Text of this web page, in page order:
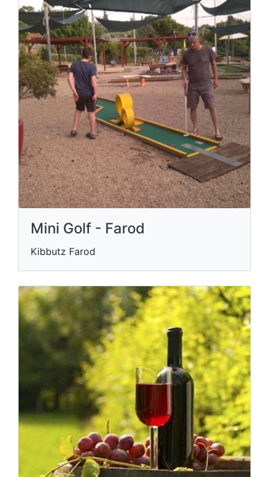
Mini Golf - Farod
Kibbutz Farod